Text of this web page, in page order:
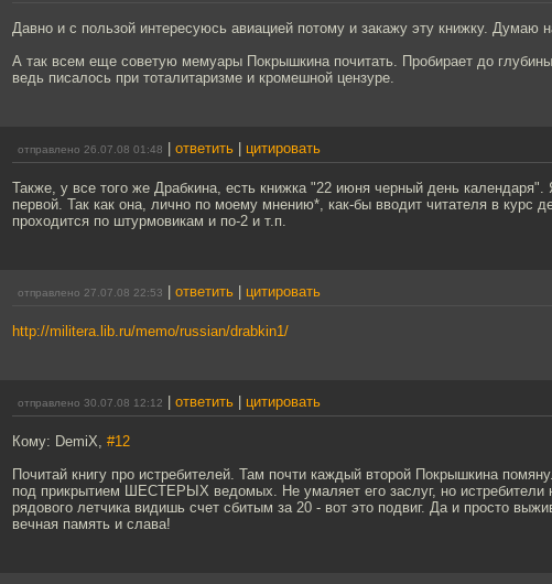
Давно и с пользой интересуюсь авиацией потому и закажу эту книжку. Думаю
А так всем еще советую мемуары Покрышкина почитать. Пробирает до
ведь писалось при тоталитаризме и кромешной цензуре.
отправлено 26.07.08 01:48 ответить цитировать
Также, у все того же Драбкина, есть книжка "22 июня черный день календаря".
первой. Так как она, лично по моему мнению*, как-бы вводит читателя в курс
проходится по штурмовикам и по-2 и т.п.
отправлено 27.07.08 22:53 ответить цитировать
http://militera.lib.ru/memo/russian/drabkin1/
отправлено 30.07.08 12:12 ответить цитировать
Кому: DemiX, #12
Почитай книгу про истребителей. Там почти каждый второй Покрышкина
под прикрытием ШЕСТЕРЫХ ведомых. Не умаляет его заслуг, но истребители
рядового летчика видишь счет сбитым за 20 - вот это подвиг. Да и просто
вечная память и слава!